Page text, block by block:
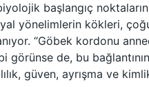
başlangıç
yönelimlerin kökleri,
“Göbek kordonu
görünse de, bu
güven, ayrışma ve